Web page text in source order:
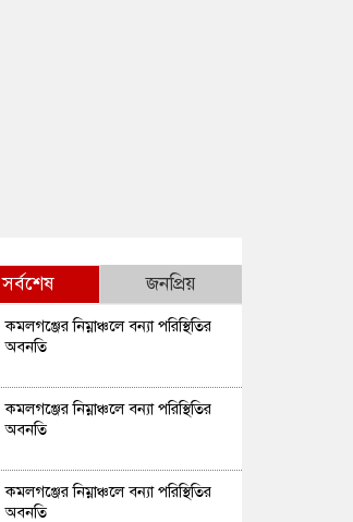
সর্বশেষ জনপ্রিয়
কমলগঞ্জের নিম্নাঞ্চলে বন্যা পরিস্থিতির
অবনতি
কমলগঞ্জের নিম্নাঞ্চলে বন্যা পরিস্থিতির
অবনতি
কমলগঞ্জের নিম্নাঞ্চলে বন্যা পরিস্থিতির
অবনতি